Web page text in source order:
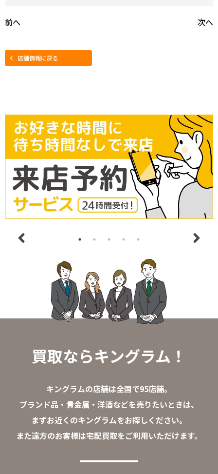
前へ 次へ
店舗情報に戻る
買取ならキングラム！
キングラムの店舗は全国で95店舗。
ブランド品・貴金属・洋酒などを売りたいときは、
まずお近くのキングラムをお探しください。
また遠方のお客様は宅配買取をご利用いただけます。